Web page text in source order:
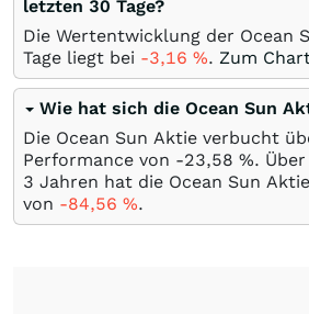
letzten 30 Tage?
Die Wertentwicklung der Ocean
Tage liegt bei -3,16 %. Zum
Wie hat sich die Ocean Sun
Die Ocean Sun Aktie verbucht
Performance von -23,58 %.
3 Jahren hat die Ocean Sun
von -84,56 %.